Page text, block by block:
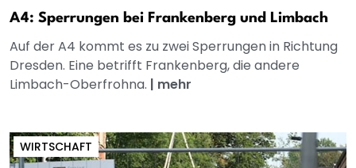
A4: Sperrungen bei Frankenberg und Limbach
Auf der A4 kommt es zu zwei Sperrungen in Richtung
Dresden. Eine betrifft Frankenberg, die andere
Limbach-Oberfrohna. | mehr
WIRTSCHAFT